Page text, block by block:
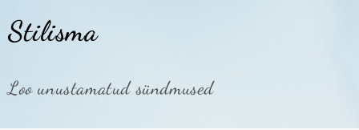
Stilisma
Loo unustamatud sündmused